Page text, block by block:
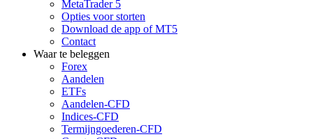
MetaTrader 5
Opties voor storten
Download de app of MT5
Contact
Waar te beleggen
Forex
Aandelen
ETFs
Aandelen-CFD
Indices-CFD
Termijngoederen-CFD